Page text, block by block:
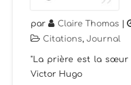
par Claire Thomas |
Citations,Journal
"La prière est la sœur
Victor Hugo